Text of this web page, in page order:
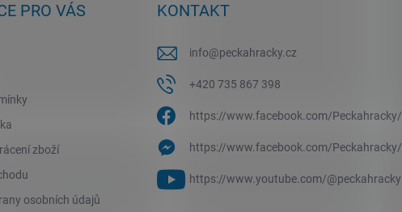
PRO VÁS
zboží
osobních údajů
KONTAKT
info@peckahracky.cz
+420 735 867 398
https://www.facebook.com/Peckahracky/
https://www.facebook.com/Peckahracky/
https://www.youtube.com/@peckahracky